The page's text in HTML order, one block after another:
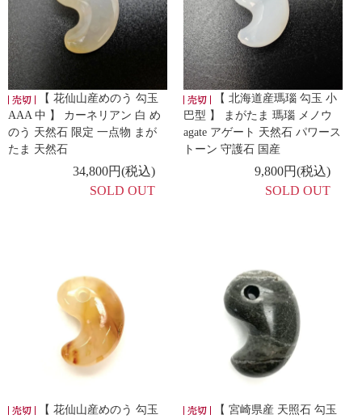
【 花仙山産めのう 勾玉
AAA 中 】 カーネリアン 白 め
のう 天然石 限定 一点物 まが
たま 天然石
34,800円(税込)
SOLD OUT
【 北海道産瑪瑙 勾玉 小
巴型 】 まがたま 瑪瑙 メノウ
agate アゲート 天然石 パワース
トーン 守護石 国産
9,800円(税込)
SOLD OUT
【 花仙山産めのう 勾玉
【 宮崎県産 天照石 勾玉